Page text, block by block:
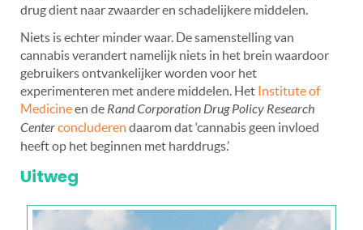
drug dient naar zwaarder en schadelijkere middelen.
Niets is echter minder waar. De samenstelling van
cannabis verandert namelijk niets in het brein waardoor
gebruikers ontvankelijker worden voor het
experimenteren met andere middelen. Het Institute of
Medicineen de Rand Corporation Drug Policy Research
Centerconcluderen daarom dat ‘cannabis geen invloed
heeft op het beginnen met harddrugs.’
Uitweg